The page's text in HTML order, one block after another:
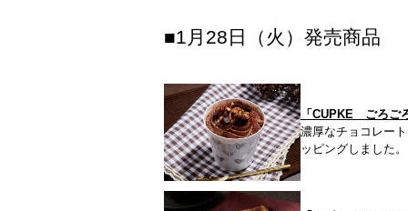
■1月28日（火）発売商品
「CUPKE ごろご
濃厚なチョコレー
ッピングしました